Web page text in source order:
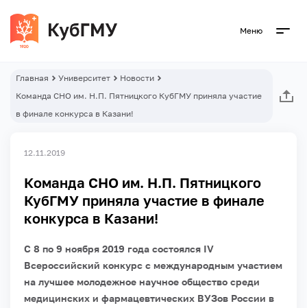
Меню
Главная Университет
Новости
Команда СНО им. Н.П. Пятницкого КубГМУ приняла участие
в финале конкурса в Казани!
12.11.2019
Команда СНО им. Н.П. Пятницкого
КубГМУ приняла участие в финале
конкурса в Казани!
С 8 по 9 ноября 2019 года состоялся IV
Всероссийский конкурс с международным участием
на лучшее молодежное научное общество среди
медицинских и фармацевтических ВУЗов России в